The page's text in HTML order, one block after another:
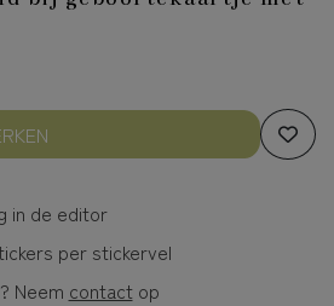
in de editor
per stickervel
Neem contactop